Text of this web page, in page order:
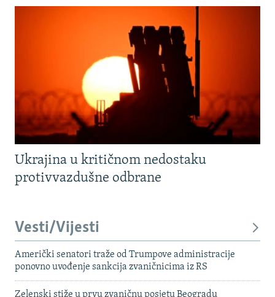
Ukrajina u kritičnom nedostaku
protivvazdušne odbrane
Vesti/Vijesti
Američki senatori traže od Trumpove administracije
ponovno uvođenje sankcija zvaničnicima iz RS
Zelenski stiže u prvu zvaničnu posjetu Beogradu